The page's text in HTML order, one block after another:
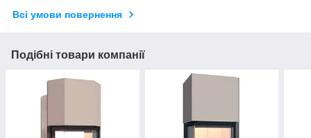
Всі умови повернення
Подібні товари компанії